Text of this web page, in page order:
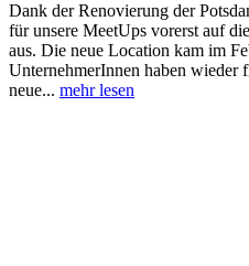
Dank der Renovierung der
für unsere MeetUps vorerst auf
aus. Die neue Location kam im
UnternehmerInnen haben
neue... mehr lesen